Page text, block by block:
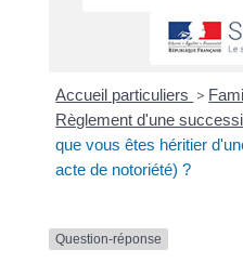
Accueil particuliers >
Règlement d'une
que vous êtes héritier
acte de notoriété) ?
Question-réponse